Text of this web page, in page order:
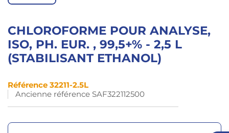
CHLOROFORME POUR ANALYSE,
ISO, PH. EUR. , 99,5+% - 2,5 L
(STABILISANT ETHANOL)
Référence 32211-2.5L
Ancienne référence SAF322112500